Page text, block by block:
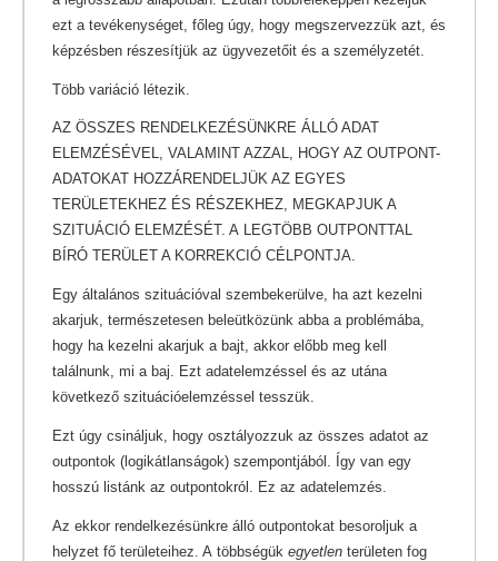
ezt a tevékenységet, főleg úgy, hogy megszervezzük azt, és
képzésben részesítjük az ügyvezetőit és a személyzetét.
Több variáció létezik.
AZ ÖSSZES RENDELKEZÉSÜNKRE ÁLLÓ ADAT
ELEMZÉSÉVEL, VALAMINT AZZAL, HOGY AZ OUTPONT-
ADATOKAT HOZZÁRENDELJÜK AZ EGYES
TERÜLETEKHEZ ÉS RÉSZEKHEZ, MEGKAPJUK A
SZITUÁCIÓ ELEMZÉSÉT. A LEGTÖBB OUTPONTTAL
BÍRÓ TERÜLET A KORREKCIÓ CÉLPONTJA.
Egy általános szituációval szembekerülve, ha azt kezelni
akarjuk, természetesen beleütközünk abba a problémába,
hogy ha kezelni akarjuk a bajt, akkor előbb meg kell
találnunk, mi a baj. Ezt adatelemzéssel és az utána
következő szituációelemzéssel tesszük.
Ezt úgy csináljuk, hogy osztályozzuk az összes adatot az
outpontok ( logikátlanságok) szempontjából. Így van egy
hosszú listánk az outpontokról. Ez az adatelemzés.
Az ekkor rendelkezésünkre álló outpontokat besoroljuk a
helyzet fő területeihez. A többségük egyetlen területen fog